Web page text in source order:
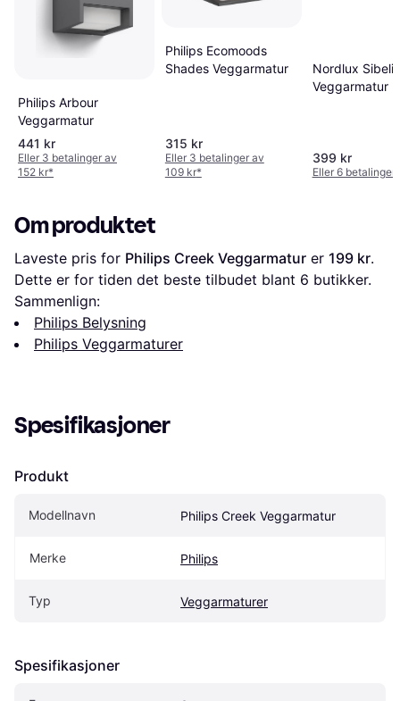
Philips Arbour
Veggarmatur
441 kr
Eller 3 betalinger av
152 kr*
Philips Ecomoods
Shades Veggarmatur
315 kr
Eller 3 betalinger av
109 kr*
Nordlux Sibelis
Veggarmatur
399 kr
Eller 6 betalinger
Om produktet
Laveste pris for Philips Creek Veggarmatur er 199 kr.
Dette er for tiden det beste tilbudet blant 6 butikker.
Sammenlign:
Philips Belysning
Philips Veggarmaturer
Spesifikasjoner
Produkt
Modellnavn Philips Creek Veggarmatur
Merke Philips
Typ Veggarmaturer
Spesifikasjoner